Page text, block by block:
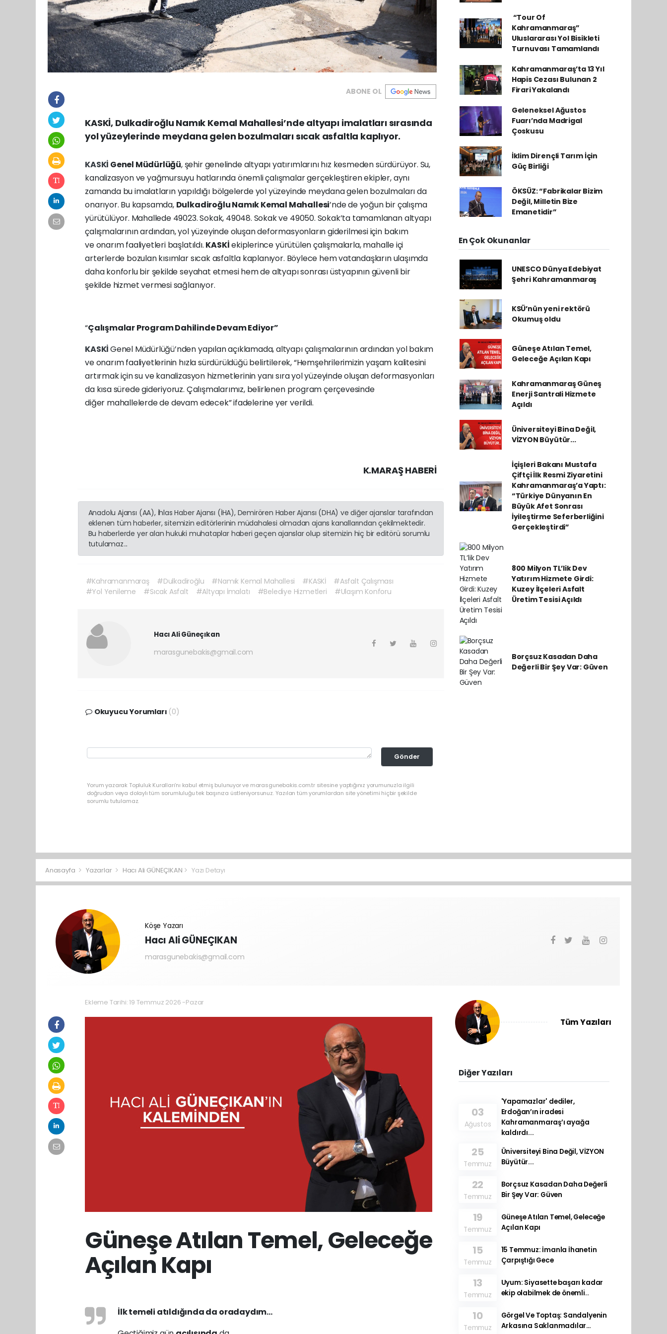
ABONE OL
KASKİ, Dulkadiroğlu Namık Kemal Mahallesi’nde altyapı imalatları sırasında
yol yüzeylerinde meydana gelen bozulmaları sıcak asfaltla kaplıyor.
KASKİ Genel Müdürlüğü, şehir genelinde altyapı yatırımlarını hız kesmeden sürdürüyor. Su,
kanalizasyon ve yağmursuyu hatlarında önemli çalışmalar gerçekleştiren ekipler, aynı
zamanda bu imalatların yapıldığı bölgelerde yol yüzeyinde meydana gelen bozulmaları da
onarıyor. Bu kapsamda, Dulkadiroğlu Namık Kemal Mahallesi’nde de yoğun bir çalışma
yürütülüyor. Mahallede 49023. Sokak, 49048. Sokak ve 49050. Sokak’ta tamamlanan altyapı
çalışmalarının ardından, yol yüzeyinde oluşan deformasyonların giderilmesi için bakım
ve onarım faaliyetleri başlatıldı. KASKİekiplerince yürütülen çalışmalarla, mahalle içi
arterlerde bozulan kısımlar sıcak asfaltla kaplanıyor. Böylece hem vatandaşların ulaşımda
daha konforlu bir şekilde seyahat etmesi hem de altyapı sonrası üstyapının güvenli bir
şekilde hizmet vermesi sağlanıyor.
“Çalışmalar Program Dahilinde Devam Ediyor”
KASKİGenel Müdürlüğü’nden yapılan açıklamada, altyapı çalışmalarının ardından yol bakım
ve onarım faaliyetlerinin hızla sürdürüldüğü belirtilerek, “Hemşehrilerimizin yaşam kalitesini
artırmak için su ve kanalizasyon hizmetlerinin yanı sıra yol yüzeyinde oluşan deformasyonları
da kısa sürede gideriyoruz. Çalışmalarımız, belirlenen program çerçevesinde
diğer mahallelerde de devam edecek” ifadelerine yer verildi.
K.MARAŞ HABERİ
Anadolu Ajansı (AA), İhlas Haber Ajansı (İHA), Demirören Haber Ajansı (DHA) ve diğer ajanslar tarafından
eklenen tüm haberler, sitemizin editörlerinin müdahalesi olmadan ajans kanallarından çekilmektedir.
Bu haberlerde yer alan hukuki muhataplar haberi geçen ajanslar olup sitemizin hiç bir editörü sorumlu
tutulamaz...
#Kahramanmaraş #Dulkadiroğlu #Namık Kemal Mahallesi #KASKİ
#Asfalt Çalışması
#Yol Yenileme
#Sıcak Asfalt #Altyapı İmalatı #Belediye Hizmetleri #Ulaşım Konforu
Hacı Ali Güneçıkan
marasgunebakis@gmail.com
Okuyucu Yorumları (0)
Gönder
Yorum yazarak Topluluk Kuralları’nı kabul etmiş bulunuyor ve marasgunebakis.com.tr sitesine yaptığınız yorumunuzla ilgili
doğrudan veya dolaylı tüm sorumluluğu tek başınıza üstleniyorsunuz. Yazılan tüm yorumlardan site yönetimi hiçbir şekilde
sorumlu tutulamaz.
​ “Tour Of
Kahramanmaraş”
Uluslararası Yol Bisikleti
Turnuvası Tamamlandı
Kahramanmaraş’ta 13 Yıl
Hapis Cezası Bulunan 2
Firari Yakalandı
Geleneksel Ağustos
Fuarı’nda Madrigal
Çoskusu
İklim Dirençli Tarım İçin
Güç Birliği
ÖKSÜZ: “Fabrikalar Bizim
Değil, Milletin Bize
Emanetidir”
En Çok Okunanlar
UNESCO Dünya Edebiyat
Şehri Kahramanmaraş
KSÜ’nün yeni rektörü
Okumuş oldu
Güneşe Atılan Temel,
Geleceğe Açılan Kapı
Kahramanmaraş Güneş
Enerji Santrali Hizmete
Açıldı
Üniversiteyi Bina Değil,
VİZYON Büyütür...
İçişleri Bakanı Mustafa
Çiftçi İlk Resmi Ziyaretini
Kahramanmaraş’a Yaptı:
“Türkiye Dünyanın En
Büyük Afet Sonrası
İyileştirme Seferberliğini
Gerçekleştirdi”
800 Milyon TL’lik Dev
Yatırım Hizmete Girdi:
Kuzey İlçeleri Asfalt
Üretim Tesisi Açıldı
Borçsuz Kasadan Daha
Değerli Bir Şey Var: Güven
Anasayfa Yazarlar Hacı Ali GÜNEÇIKAN Yazı Detayı
Köşe Yazarı
Hacı Ali GÜNEÇIKAN
marasgunebakis@gmail.com
Ekleme Tarihi: 19 Temmuz 2026 -Pazar
Güneşe Atılan Temel, Geleceğe
Açılan Kapı
İlk temeli atıldığında da oradaydım…
Tüm Yazıları
Diğer Yazıları
03
Ağustos
'Yapamazlar' dediler,
Erdoğan’ın iradesi
Kahramanmaraş’ı ayağa
kaldırdı...
25
Temmuz
Üniversiteyi Bina Değil, VİZYON
Büyütür...
22
Temmuz
Borçsuz Kasadan Daha Değerli
Bir Şey Var: Güven
19
Temmuz
Güneşe Atılan Temel, Geleceğe
Açılan Kapı
15
Temmuz
15 Temmuz: İmanla İhanetin
Çarpıştığı Gece
13
Temmuz
Uyum: Siyasette başarı kadar
ekip olabilmek de önemli..
10
Temmuz
Görgel Ve Toptaş: Sandalyenin
Arkasına Saklanmadılar…